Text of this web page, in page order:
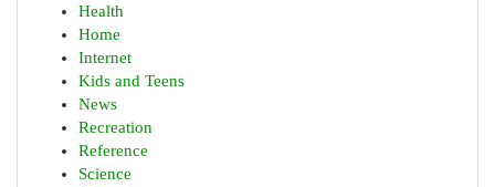
Health
Home
Internet
Kids and Teens
News
Recreation
Reference
Science